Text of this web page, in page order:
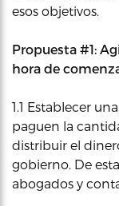
esos objetivos.
Propuesta #1:
hora de
1.1 Establecer
paguen la
distribuir el
gobierno. De
abogados y